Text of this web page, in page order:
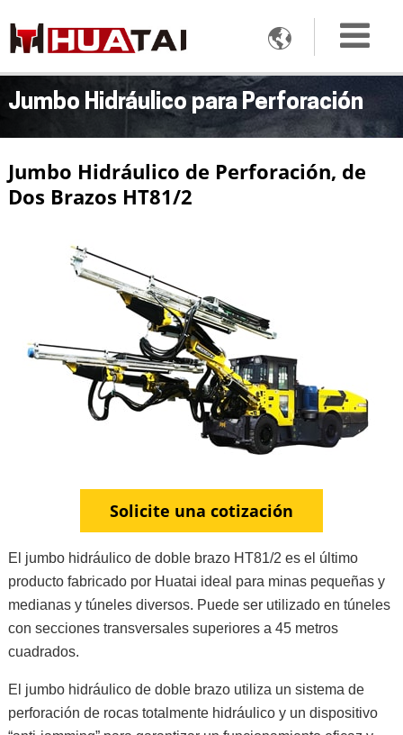

Jumbo Hidráulico para Perforación
Jumbo Hidráulico de Perforación, de
Dos Brazos HT81/2
Solicite una cotización
El jumbo hidráulico de doble brazo HT81/2 es el último
producto fabricado por Huatai ideal para minas pequeñas y
medianas y túneles diversos. Puede ser utilizado en túneles
con secciones transversales superiores a 45 metros
cuadrados.
El jumbo hidráulico de doble brazo utiliza un sistema de
perforación de rocas totalmente hidráulico y un dispositivo